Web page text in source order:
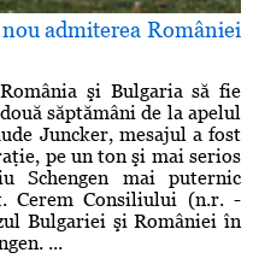
admiterea României
şi Bulgaria să fie
săptămâni de la apelul
Juncker, mesajul a fost
pe un ton şi mai serios
Schengen mai puternic
Cerem Consiliului (n.r. -
Bulgariei şi României în
...